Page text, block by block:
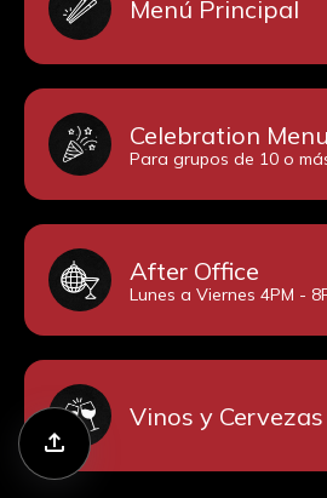
Menú Principal
Celebration Menu
Para grupos de 10 o
After Office
Lunes a Viernes 4PM -
Vinos y Cervezas